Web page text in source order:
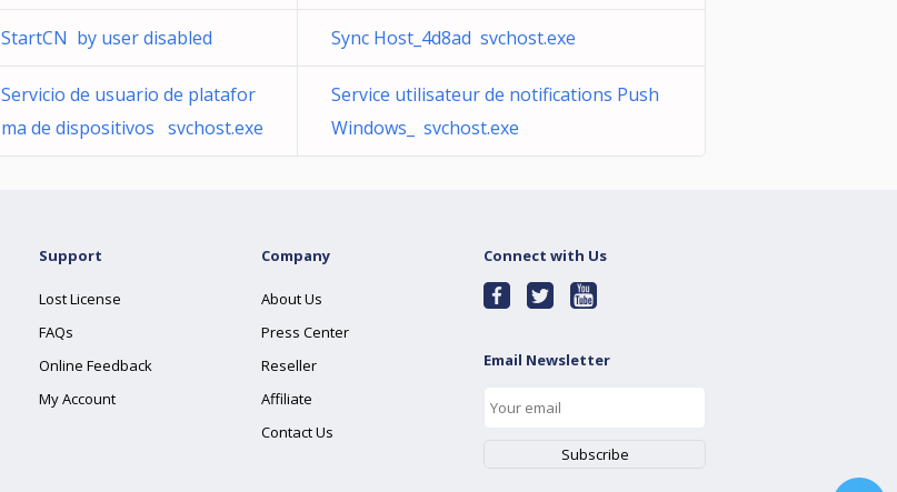
StartCN by user disabled Sync Host_4d8ad svchost.exe
Servicio de usuario de platafor
ma de dispositivos svchost.exe
Service utilisateur de notifications Push
Windows_ svchost.exe
Support
Lost License
FAQs
Online Feedback
My Account
Company
About Us
Press Center
Reseller
Affiliate
Contact Us
Connect with Us
Email Newsletter